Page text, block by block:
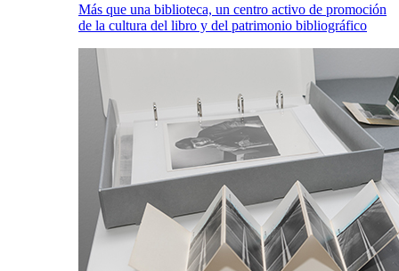
Más que una biblioteca, un centro activo de promoción
de la cultura del libro y del patrimonio bibliográfico